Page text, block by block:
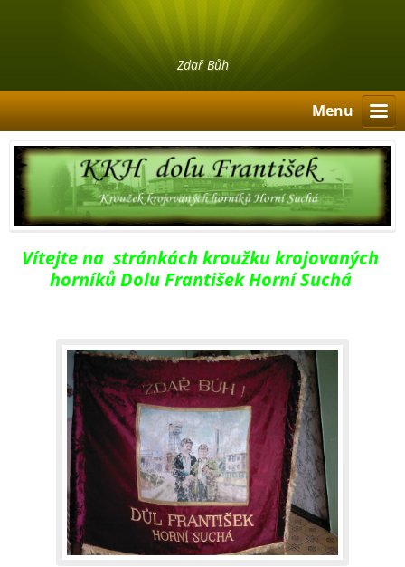
Zdař Bůh
Menu
Vítejte na stránkách kroužku krojovaných
horníků Dolu František Horní Suchá